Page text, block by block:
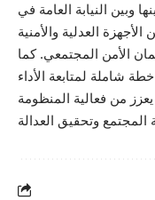
وبين النيابة العامة في
العدلية والأمنية
الأمن المجتمعي. كما
شاملة لمتابعة الأداء
يعزز من فعالية المنظومة